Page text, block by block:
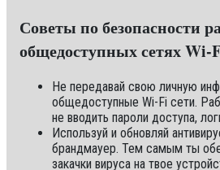
Советы по безопасности
общедоступных сетях Wi-
Не передавай свою личную
общедоступные Wi-Fi сети.
не вводить пароли доступа,
Используй и обновляй
брандмауер. Тем самым ты
закачки вируса на твое